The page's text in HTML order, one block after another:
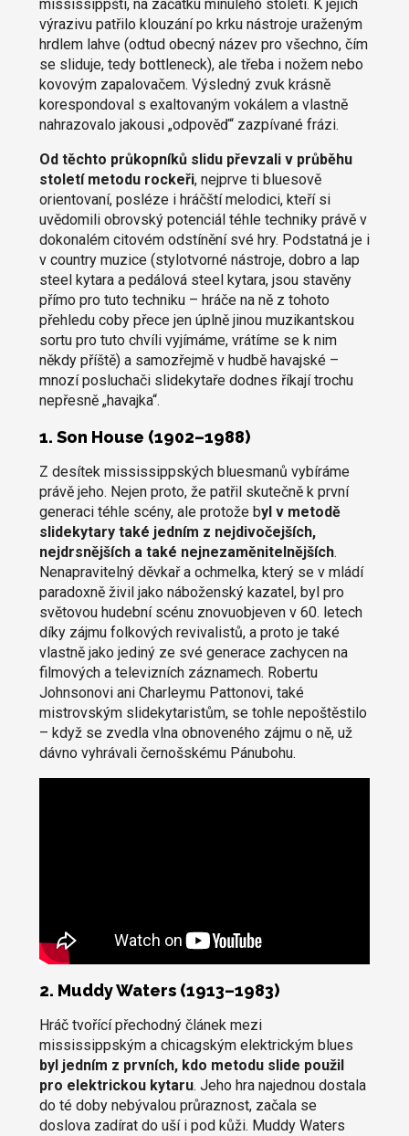
mississippští, na začátku minulého století. K jejich
výrazivu patřilo klouzání po krku nástroje uraženým
hrdlem lahve (odtud obecný název pro všechno, čím
se sliduje, tedy bottleneck), ale třeba i nožem nebo
kovovým zapalovačem. Výsledný zvuk krásně
korespondoval s exaltovaným vokálem a vlastně
nahrazovalo jakousi „odpověď“ zazpívané frázi.
Od těchto průkopníků slidu převzali v průběhu
století metodu rockeři, nejprve ti bluesově
orientovaní, posléze i hráčští melodici, kteří si
uvědomili obrovský potenciál téhle techniky právě v
dokonalém citovém odstínění své hry. Podstatná je i
v country muzice (stylotvorné nástroje, dobro a lap
steel kytara a pedálová steel kytara, jsou stavěny
přímo pro tuto techniku – hráče na ně z tohoto
přehledu coby přece jen úplně jinou muzikantskou
sortu pro tuto chvíli vyjímáme, vrátíme se k nim
někdy příště) a samozřejmě v hudbě havajské –
mnozí posluchači slidekytaře dodnes říkají trochu
nepřesně „havajka“.
1. Son House (1902–1988)
Z desítek mississippských bluesmanů vybíráme
právě jeho. Nejen proto, že patřil skutečně k první
generaci téhle scény, ale protože byl v metodě
slidekytary také jedním z nejdivočejších,
nejdrsnějších a také nejnezaměnitelnějších.
Nenapravitelný děvkař a ochmelka, který se v mládí
paradoxně živil jako náboženský kazatel, byl pro
světovou hudební scénu znovuobjeven v 60. letech
díky zájmu folkových revivalistů, a proto je také
vlastně jako jediný ze své generace zachycen na
filmových a televizních záznamech. Robertu
Johnsonovi ani Charleymu Pattonovi, také
mistrovským slidekytaristům, se tohle nepoštěstilo
– když se zvedla vlna obnoveného zájmu o ně, už
dávno vyhrávali černošskému Pánubohu.
2. Muddy Waters (1913–1983)
Hráč tvořící přechodný článek mezi
mississippským a chicagským elektrickým blues
byl jedním z prvních, kdo metodu slide použil
pro elektrickou kytaru. Jeho hra najednou dostala
do té doby nebývalou průraznost, začala se
doslova zadírat do uší i pod kůži. Muddy Waters